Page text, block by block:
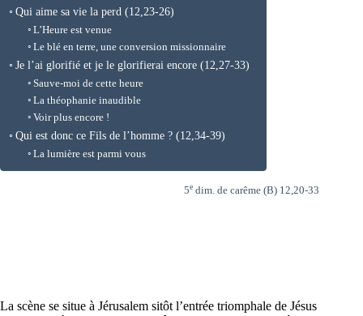
Qui aime sa vie la perd (12,23-26)
L’Heure est venue
Le blé en terre, une conversion missionnaire
Je l’ai glorifié et je le glorifierai encore (12,27-33)
Sauve-moi de cette heure
La théophanie inaudible
Voir plus encore !
Qui est donc ce Fils de l’homme ? (12,34-39)
La lumière est parmi vous
5e dim. de carême (B) 12,20-33
La scène se situe à Jérusalem sitôt l’entrée triomphale de Jésus